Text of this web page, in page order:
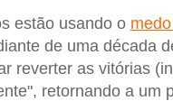
estão usando o
de uma década
reverter as vitórias
retornando a um